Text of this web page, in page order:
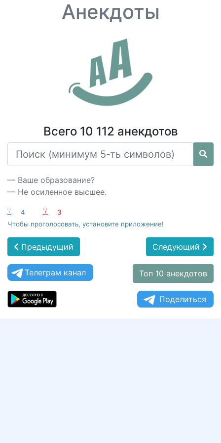
Анекдоты
Всего 10 112 анекдотов
— Ваше образование?
— Не осиленное высшее.
:-) 4 :-(
3
Чтобы проголосовать, установите приложение!
Предыдущий Следующий
Телеграм канал Топ 10 анекдотов
Поделиться